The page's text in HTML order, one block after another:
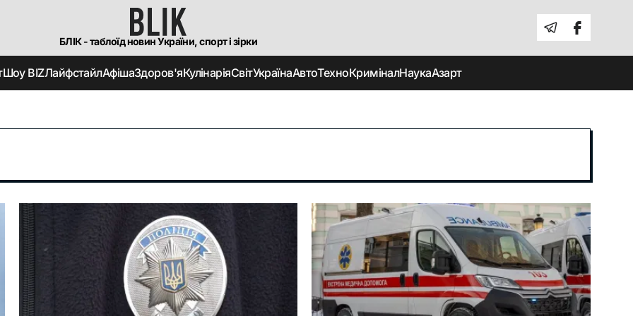
БЛІК - таблоїд новин України, спорт і зірки
Шоу BIZЛайфстайлАфішаЗдоров'яКулінаріяСвітУкраїнаАвтоТехноКриміналНаукаАзарт